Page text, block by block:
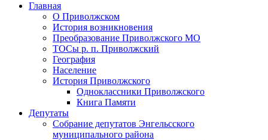
Главная
О Приволжском
История возникновения
Преобразование Приволжского МО
ТОСы р. п. Приволжский
География
Население
История Приволжского
Одноклассники Приволжского
Книга Памяти
Депутаты
Собрание депутатов Энгельсского
муниципального района